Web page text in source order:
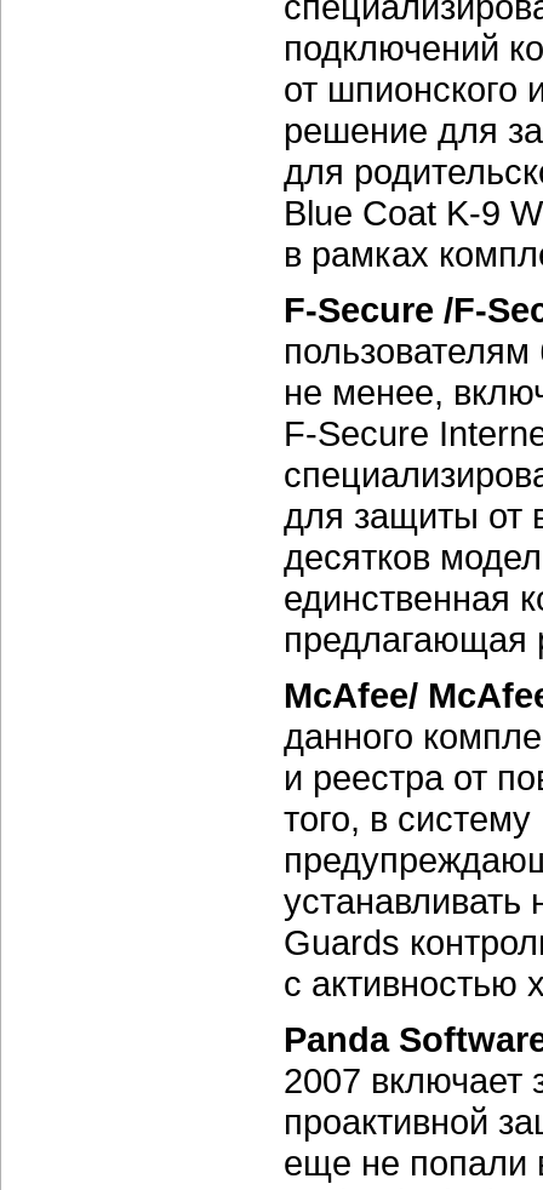
подключений
от
решение для
для
Blue Coat K-9
в рамках
F-Secure /F-
не менее,
F-Secure
для защиты от
десятков
единственная
предлагающая
McAfee/
данного
и реестра от
того, в
Guards
с активностью
Panda
2007 включает
проактивной
еще не попали